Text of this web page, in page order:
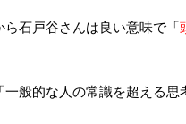
ら石戸谷さんは良い意味で「
一般的な人の常識を超える